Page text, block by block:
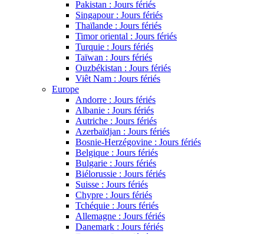
Pakistan : Jours fériés
Singapour : Jours fériés
Thaïlande : Jours fériés
Timor oriental : Jours fériés
Turquie : Jours fériés
Taïwan : Jours fériés
Ouzbékistan : Jours fériés
Viêt Nam : Jours fériés
Europe
Andorre : Jours fériés
Albanie : Jours fériés
Autriche : Jours fériés
Azerbaïdjan : Jours fériés
Bosnie-Herzégovine : Jours fériés
Belgique : Jours fériés
Bulgarie : Jours fériés
Biélorussie : Jours fériés
Suisse : Jours fériés
Chypre : Jours fériés
Tchéquie : Jours fériés
Allemagne : Jours fériés
Danemark : Jours fériés